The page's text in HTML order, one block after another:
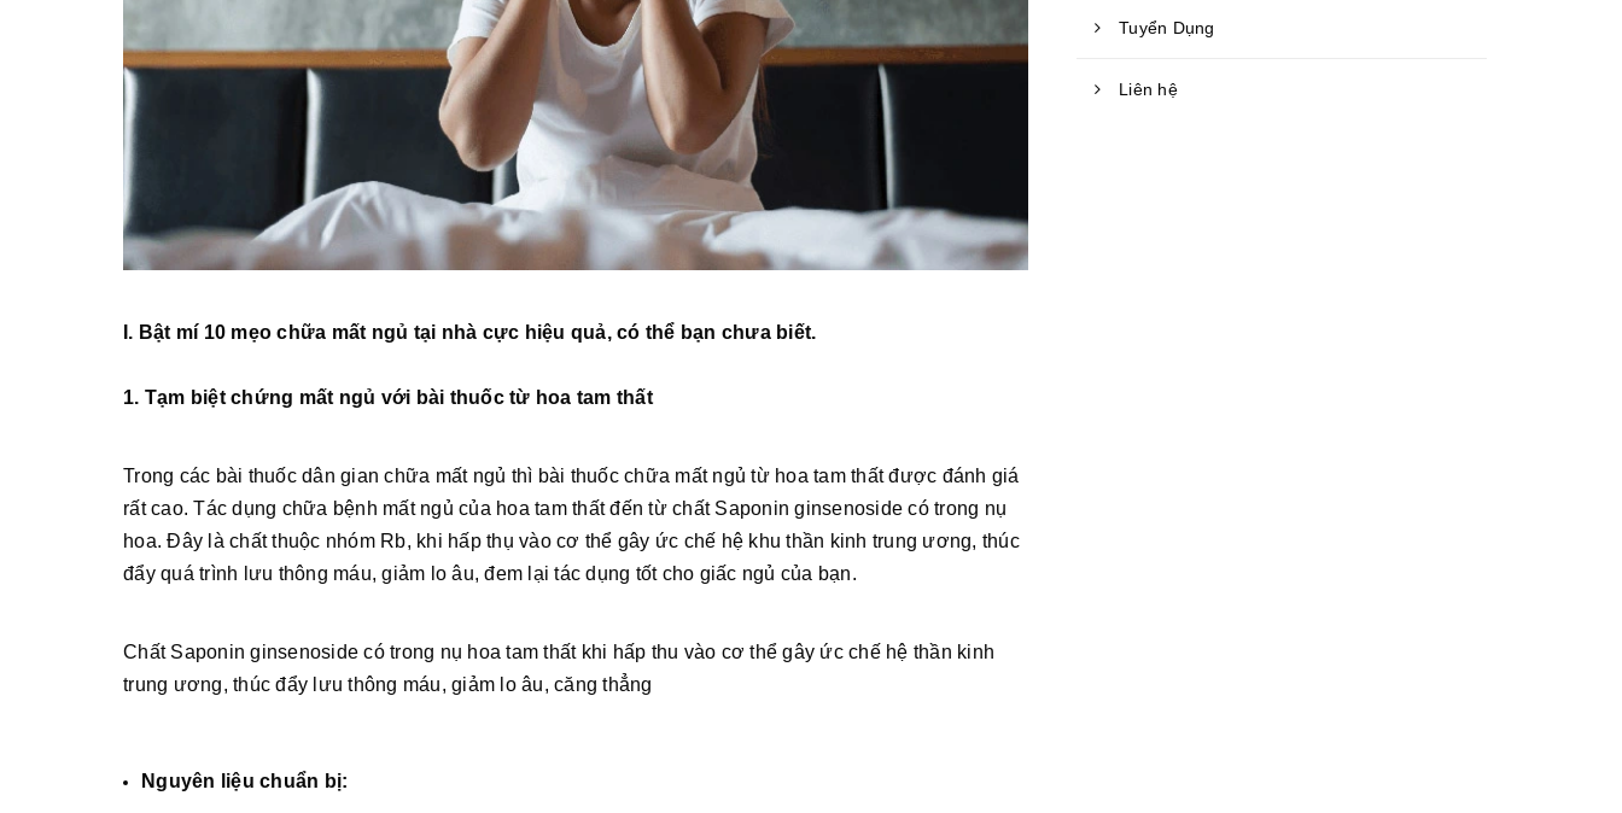
I. Bật mí 10 mẹo chữa mất ngủ tại nhà cực hiệu quả, có thể bạn chưa biết.
1. Tạm biệt chứng mất ngủ với bài thuốc từ hoa tam thất
Trong các bài thuốc dân gian chữa mất ngủ thì bài thuốc chữa mất ngủ từ hoa tam thất được đánh giá
rất cao. Tác dụng chữa bệnh mất ngủ của hoa tam thất đến từ chất Saponin ginsenoside có trong nụ
hoa. Đây là chất thuộc nhóm Rb, khi hấp thụ vào cơ thể gây ức chế hệ khu thần kinh trung ương, thúc
đẩy quá trình lưu thông máu, giảm lo âu, đem lại tác dụng tốt cho giấc ngủ của bạn.
Chất Saponin ginsenoside có trong nụ hoa tam thất khi hấp thu vào cơ thể gây ức chế hệ thần kinh
trung ương, thúc đẩy lưu thông máu, giảm lo âu, căng thẳng
Nguyên liệu chuẩn bị:
Tuyển Dụng
Liên hệ